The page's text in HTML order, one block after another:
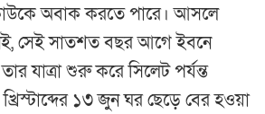
অবাক করতে পারে। আসলে
সেই সাতশত বছর আগে ইবনে
যাত্রা শুরু করে সিলেট পর্যন্ত
১৩ জুন ঘর ছেড়ে বের হওয়া